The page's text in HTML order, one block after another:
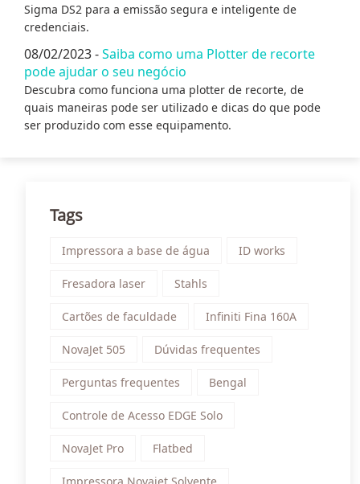
Sigma DS2 para a emissão segura e inteligente de
credenciais.
08/02/2023 -Saiba como uma Plotter de recorte
pode ajudar o seu negócio
Descubra como funciona uma plotter de recorte, de
quais maneiras pode ser utilizado e dicas do que pode
ser produzido com esse equipamento.
Tags
Impressora a base de água ID works
Fresadora laser Stahls
Cartões de faculdade Infiniti Fina 160A
NovaJet 505 Dúvidas frequentes
Perguntas frequentes Bengal
Controle de Acesso EDGE Solo
NovaJet Pro Flatbed